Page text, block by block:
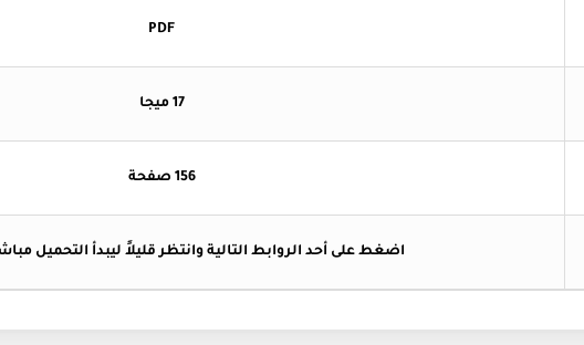
PDF
17 ميجا
156 صفحة
اضغطعلى أحد الروابط التالية وانتظر قليلاً ليبدأ التحميل